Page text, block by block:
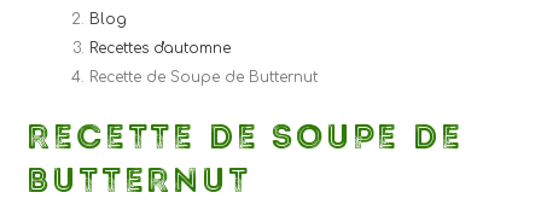
Blog
Recettes d'automne
Recette de Soupe de Butternut
RECETTE DE SOUPE DE
BUTTERNUT